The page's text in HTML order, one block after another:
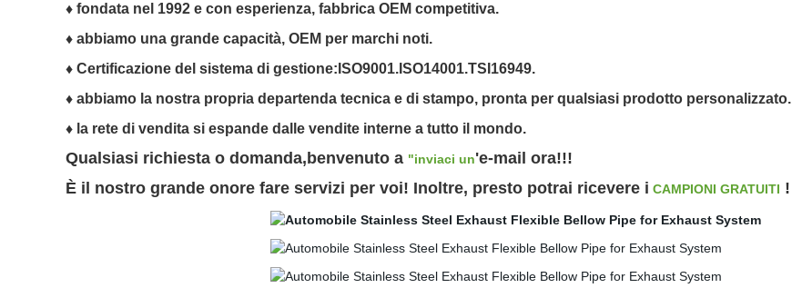
♦ fondata nel 1992 e con esperienza, fabbrica OEM competitiva.
♦ abbiamo una grande capacità, OEM per marchi noti.
♦ Certificazione del sistema di gestione:ISO9001.ISO14001.TSI16949.
♦ abbiamo la nostra propria departenda tecnica e di stampo, pronta per qualsiasi prodotto personalizzato.
♦ la rete di vendita si espande dalle vendite interne a tutto il mondo.
Qualsiasi richiesta o domanda,benvenuto a "inviaci un'e-mail ora!!!
È il nostro grande onore fare servizi per voi! Inoltre, presto potrai ricevere i CAMPIONI GRATUITI !